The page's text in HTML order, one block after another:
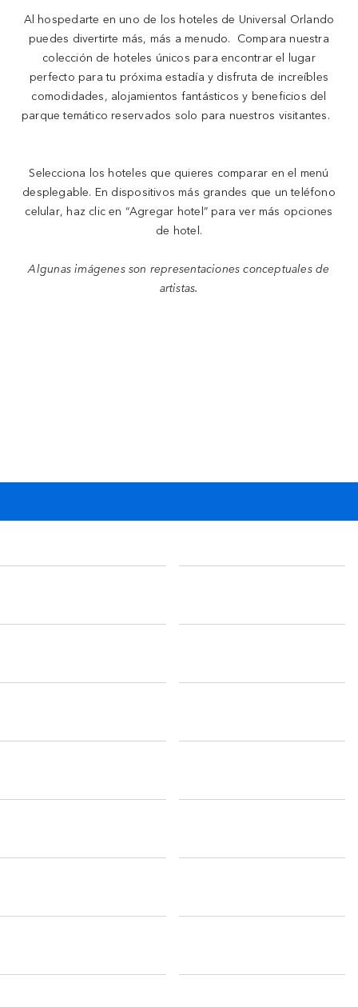
Al hospedarte en uno de los hoteles de Universal Orlando
puedes divertirte más, más a menudo. Compara nuestra
colección de hoteles únicos para encontrar el lugar
perfecto para tu próxima estadía y disfruta de increíbles
comodidades, alojamientos fantásticos y beneficios del
parque temático reservados solo para nuestros visitantes.
Selecciona los hoteles que quieres comparar en el menú
desplegable. En dispositivos más grandes que un teléfono
celular, haz clic en “Agregar hotel” para ver más opciones
de hotel.
Algunas imágenes son representaciones conceptuales de
artistas.